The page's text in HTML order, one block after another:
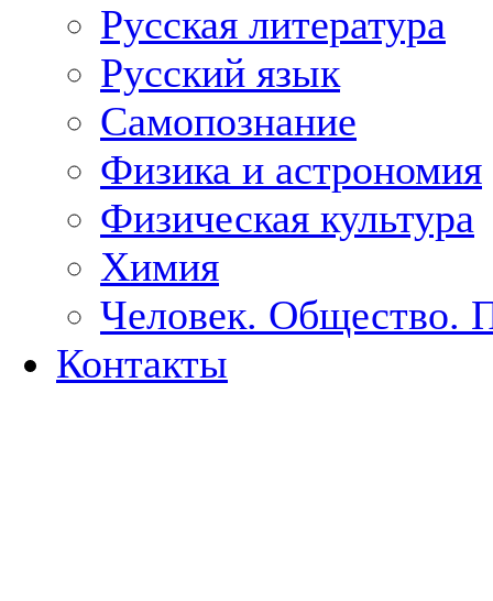
Русская литература
Русский язык
Самопознание
Физика и астрономия
Физическая культура
Химия
Человек. Общество.
Контакты